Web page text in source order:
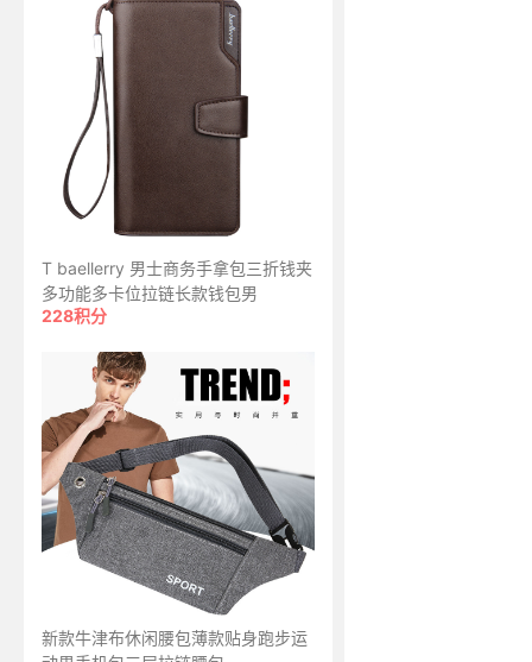
T baellerry 男士商务手拿包三折钱夹
多功能多卡位拉链长款钱包男
228积分
新款牛津布休闲腰包薄款贴身跑步运